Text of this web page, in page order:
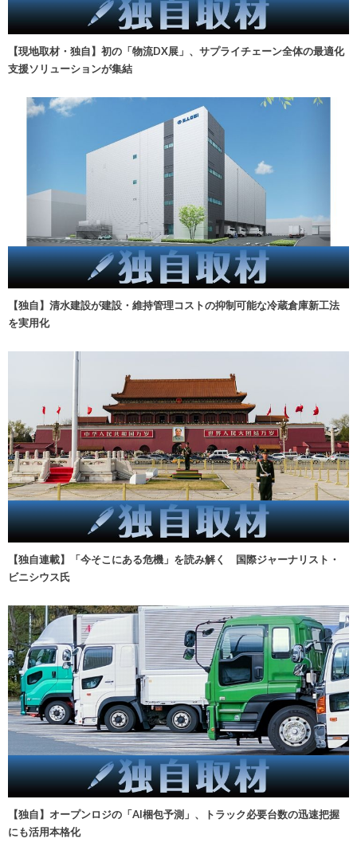
【現地取材・独自】初の「物流DX展」、サプライチェーン全体の最適化
支援ソリューションが集結
【独自】清水建設が建設・維持管理コストの抑制可能な冷蔵倉庫新工法
を実用化
【独自連載】「今そこにある危機」を読み解く 国際ジャーナリスト・
ビニシウス氏
【独自】オープンロジの「AI梱包予測」、トラック必要台数の迅速把握
にも活用本格化